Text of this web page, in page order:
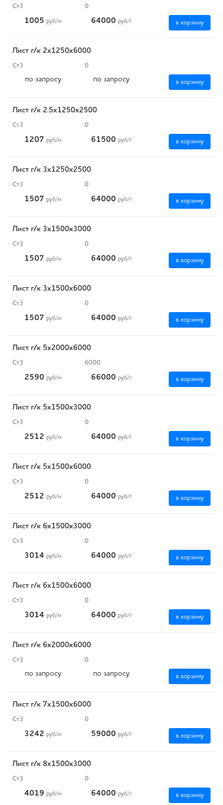
Ст3 0
1005 руб/м 64000 руб/т в корзину
Лист г/к 2х1250х6000
Ст3 0
по запросу по запросу в корзину
Лист г/к 2.5х1250х2500
Ст3 0
1207 руб/м 61500 руб/т в корзину
Лист г/к 3х1250х2500
Ст3 0
1507 руб/м 64000 руб/т в корзину
Лист г/к 3х1500х3000
Ст3 0
1507 руб/м 64000 руб/т в корзину
Лист г/к 3х1500х6000
Ст3 0
1507 руб/м 64000 руб/т в корзину
Лист г/к 5х2000х6000
Ст3 6000
2590 руб/м 66000 руб/т в корзину
Лист г/к 5х1500х3000
Ст3 0
2512 руб/м 64000 руб/т в корзину
Лист г/к 5х1500х6000
Ст3 0
2512 руб/м 64000 руб/т в корзину
Лист г/к 6х1500х3000
Ст3 0
3014 руб/м 64000 руб/т в корзину
Лист г/к 6х1500х6000
Ст3 0
3014 руб/м 64000 руб/т в корзину
Лист г/к 6х2000х6000
Ст3 0
по запросу по запросу в корзину
Лист г/к 7х1500х6000
Ст3 0
3242 руб/м 59000 руб/т в корзину
Лист г/к 8х1500х3000
Ст3 0
4019 руб/м 64000 руб/т в корзину